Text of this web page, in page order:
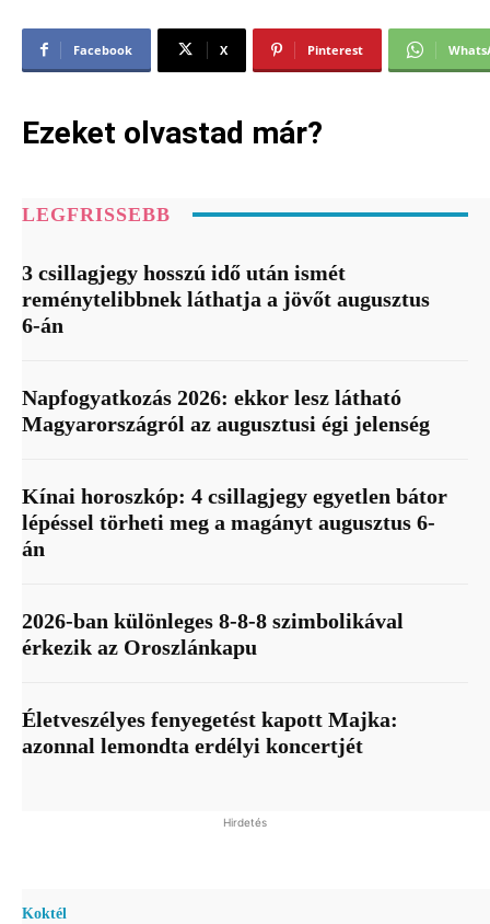
Facebook X Pinterest
Ezeket olvastad már?
LEGFRISSEBB
3 csillagjegy hosszú idő után ismét
reménytelibbnek láthatja a jövőt augusztus
6-án
Napfogyatkozás 2026: ekkor lesz látható
Magyarországról az augusztusi égi jelenség
Kínai horoszkóp: 4 csillagjegy egyetlen bátor
lépéssel törheti meg a magányt augusztus 6-
án
2026-ban különleges 8-8-8 szimbolikával
érkezik az Oroszlánkapu
Életveszélyes fenyegetést kapott Majka:
azonnal lemondta erdélyi koncertjét
Hirdetés
Koktél